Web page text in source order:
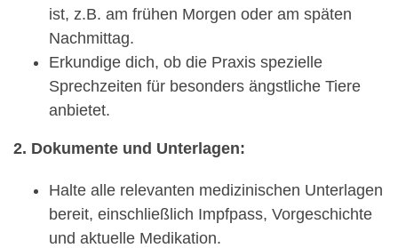
ist, z.B. am frühen Morgen oder am späten
Nachmittag.
Erkundige dich, ob die Praxis spezielle
Sprechzeiten für besonders ängstliche Tiere
anbietet.
2. Dokumente und Unterlagen:
Halte alle relevanten medizinischen Unterlagen
bereit, einschließlich Impfpass, Vorgeschichte
und aktuelle Medikation.